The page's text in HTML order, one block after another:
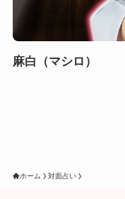
麻白（マシロ）
ホーム 対面占い